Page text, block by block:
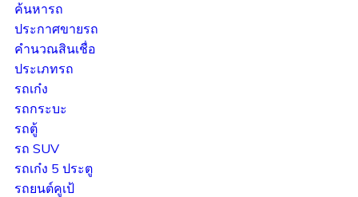
ค้นหารถ
ประกาศขายรถ
คำนวณสินเชื่อ
ประเภทรถ
รถเก๋ง
รถกระบะ
รถตู้
รถ SUV
รถเก๋ง 5 ประตู
รถยนต์คูเป้